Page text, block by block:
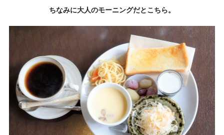
ちなみに大人のモーニングだとこちら。